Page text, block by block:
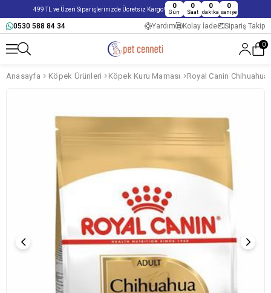
499 TL ve Üzeri Siparişlerinizde Ücretsiz Kargo! 0
Gün
0
Saat
0
dakika
0
saniye
0530 588 84 34 Yardım Kolay İade Sipariş Takip
0
Anasayfa Köpek Ürünleri Köpek Kuru Maması Royal Canin